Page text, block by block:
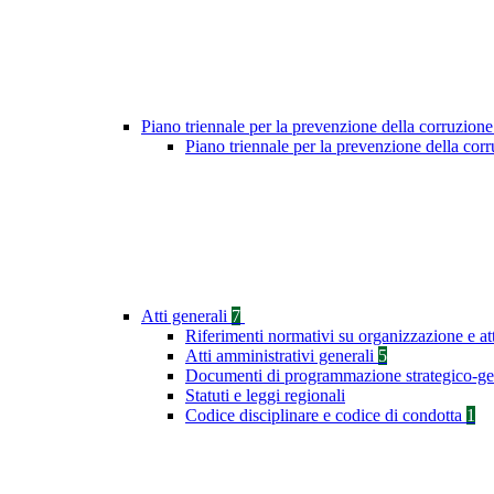
Piano triennale per la prevenzione della
Piano triennale per la prevenzione della
Atti generali 7
Riferimenti normativi su organizzazione e
Atti amministrativi generali 5
Documenti di programmazione strategico-
Statuti e leggi regionali
Codice disciplinare e codice di condotta 1